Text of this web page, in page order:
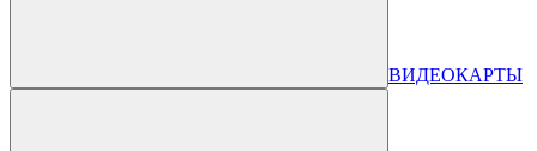
ВИДЕОКАРТЫ